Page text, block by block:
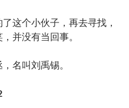
这个小伙子，再去寻找，
并没有当回事。
名叫刘禹锡。